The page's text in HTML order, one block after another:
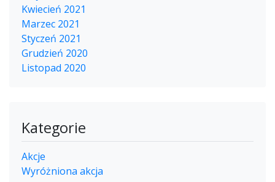
Kwiecień 2021
Marzec 2021
Styczeń 2021
Grudzień 2020
Listopad 2020
Kategorie
Akcje
Wyróżniona akcja